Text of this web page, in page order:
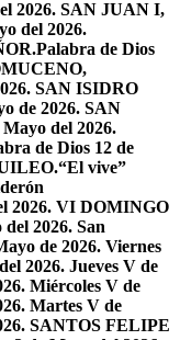
2026. SAN JUAN I,
del 2026.
Palabra de Dios
SAN ISIDRO
de 2026. SAN
del 2026.
de Dios 12 de
“El vive”
2026. VI DOMINGO
2026. San
de 2026. Viernes
2026. Jueves V de
Miércoles V de
Martes V de
SANTOS FELIPE